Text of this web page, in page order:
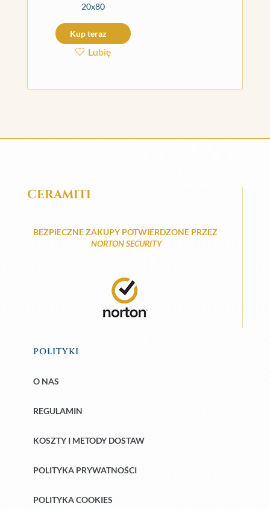
20x80
Kup teraz
Lubię
CERAMITI
BEZPIECZNE ZAKUPY POTWIERDZONE PRZEZ
NORTON SECURITY
POLITYKI
O NAS
REGULAMIN
KOSZTY I METODY DOSTAW
POLITYKA PRYWATNOŚCI
POLITYKA COOKIES